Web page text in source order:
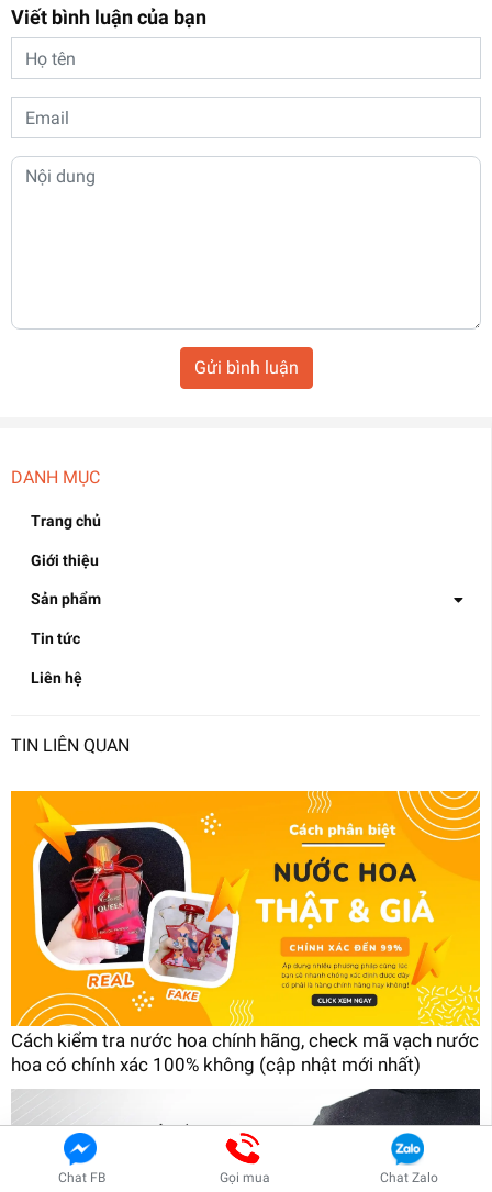
DANH MỤC
Trang chủ
Giới thiệu
Sản phẩm
Tin tức
Liên hệ
TIN LIÊN QUAN
Cách kiểm tra nước hoa chính hãng, check mã vạch nước
hoa có chính xác 100% không (cập nhật mới nhất)
Viết bình luận của bạn
Gửi bình luận
Chat FB Gọi mua Chat Zalo
Xem ngay DEAL HOT !!!